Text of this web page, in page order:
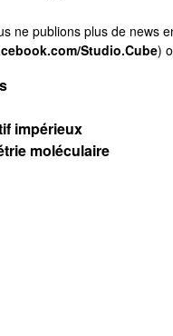
ne publions plus de news
Studio.Cube)
impérieux
moléculaire